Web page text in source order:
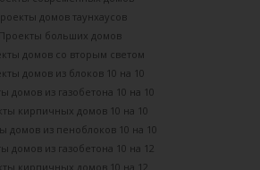
домов таунхаусов
Проекты больших домов
домов со вторым светом
домов из блоков 10 на 10
домов из газобетона 10 на 10
кирпичных домов 10 на 10
домов из пеноблоков 10 на 10
домов из газобетона 10 на 12
кирпичных домов 10 на 12